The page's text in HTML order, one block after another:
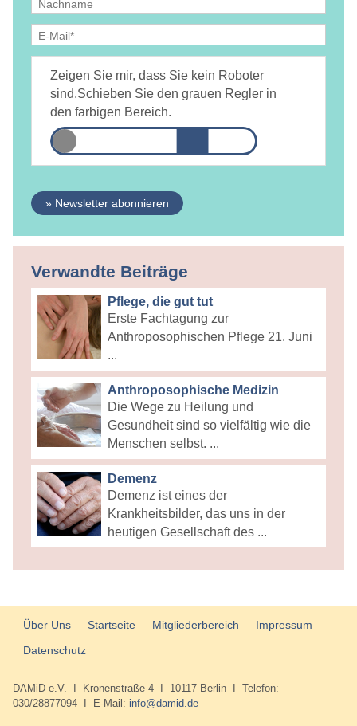
DAMiD mich per E-Mail über Themen und Veranstaltungen
informiert.
Zeigen Sie mir, dass Sie kein Roboter
sind.Schieben Sie den grauen Regler in
den farbigen Bereich.
» Newsletter abonnieren
Verwandte Beiträge
Pflege, die gut tut
Erste Fachtagung zur
Anthroposophischen Pflege 21. Juni
...
Anthroposophische Medizin
Die Wege zu Heilung und
Gesundheit sind so vielfältig wie die
Menschen selbst. ...
Demenz
Demenz ist eines der
Krankheitsbilder, das uns in der
heutigen Gesellschaft des ...
Über Uns Startseite Mitgliederbereich
Impressum
Datenschutz
DAMiD e.V. I Kronenstraße 4 I 10117 Berlin I Telefon:
030/28877094 I E-Mail: info@damid.de